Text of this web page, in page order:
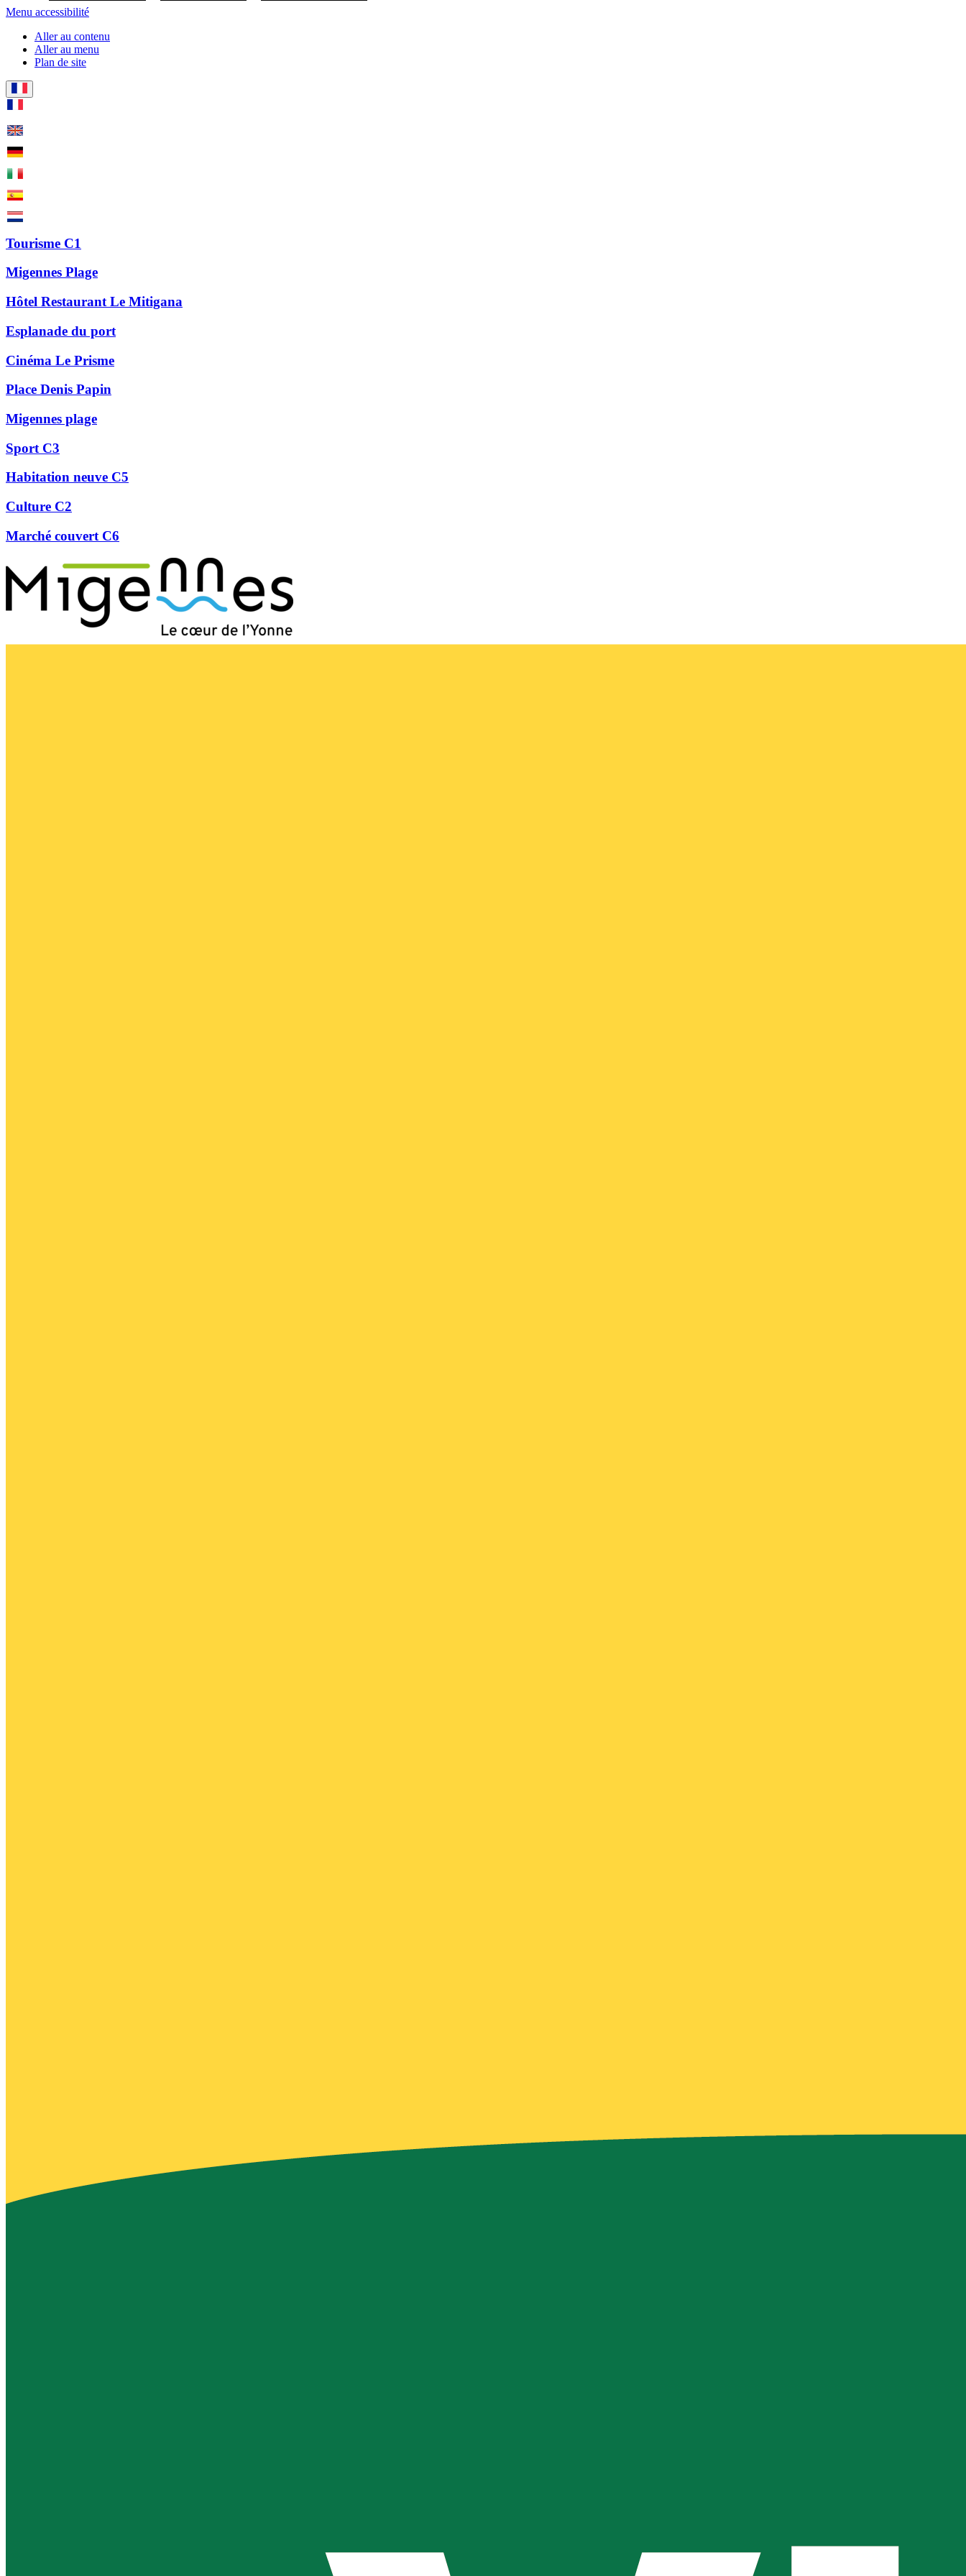
Menu accessibilité
Aller au contenu
Aller au menu
Plan de site
Tourisme C1
Migennes Plage
Hôtel Restaurant Le Mitigana
Esplanade du port
Cinéma Le Prisme
Place Denis Papin
Migennes plage
Sport C3
Habitation neuve C5
Culture C2
Marché couvert C6
Précédent
Suivant